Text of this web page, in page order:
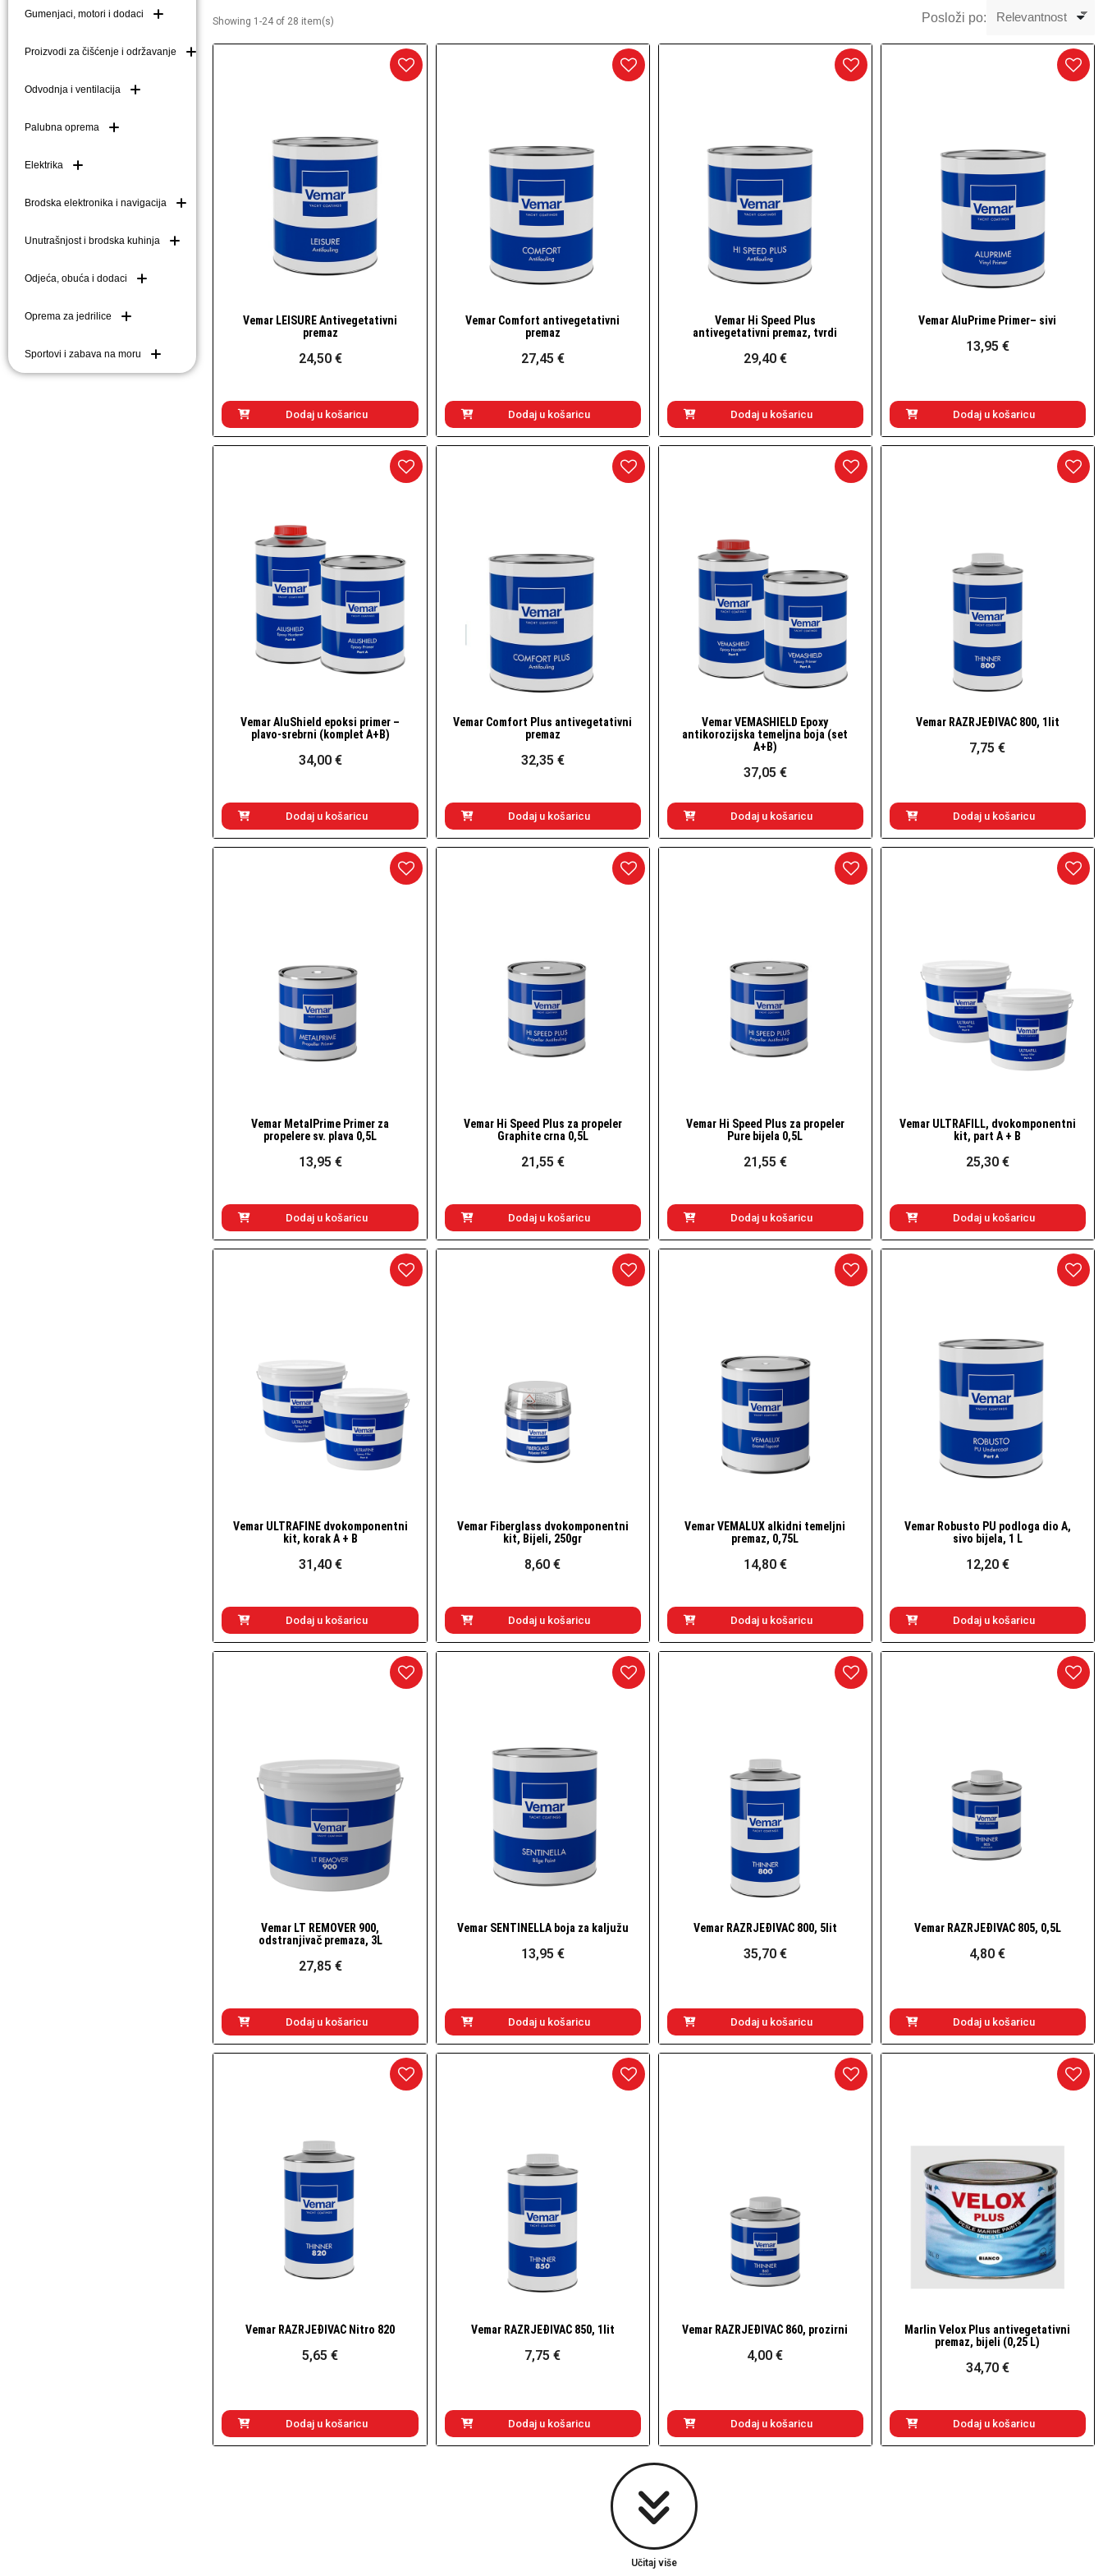
Brodske kuke (mezomarineri) i dodaci
Brodske ljestve i dodaci
Gumenjaci, motori i dodaci
Proizvodi za čišćenje i održavanje
Odvodnja i ventilacija
Palubna oprema
Elektrika
Brodska elektronika i navigacija
Unutrašnjost i brodska kuhinja
Odjeća, obuća i dodaci
Oprema za jedrilice
Sportovi i zabava na moru
Showing 1-24 of 28 item(s) Posloži po:
Brzi pogled
Vemar LEISURE Antivegetativni
premaz
24,50 €
Dodaj u košaricu
Brzi pogled
Vemar Comfort antivegetativni
premaz
27,45 €
Dodaj u košaricu
Brzi pogled
Vemar Hi Speed Plus
antivegetativni premaz, tvrdi
29,40 €
Dodaj u košaricu
Brzi pogled
Vemar AluPrime Primer– sivi
13,95 €
Dodaj u košaricu
Brzi pogled
Vemar AluShield epoksi primer –
plavo-srebrni (komplet A+B)
34,00 €
Dodaj u košaricu
Brzi pogled
Vemar Comfort Plus antivegetativni
premaz
32,35 €
Dodaj u košaricu
Brzi pogled
Vemar VEMASHIELD Epoxy
antikorozijska temeljna boja (set
A+B)
37,05 €
Dodaj u košaricu
Brzi pogled
Vemar RAZRJEĐIVAČ 800, 1lit
7,75 €
Dodaj u košaricu
Brzi pogled
Vemar MetalPrime Primer za
propelere sv. plava 0,5L
13,95 €
Dodaj u košaricu
Brzi pogled
Vemar Hi Speed Plus za propeler
Graphite crna 0,5L
21,55 €
Dodaj u košaricu
Brzi pogled
Vemar Hi Speed Plus za propeler
Pure bijela 0,5L
21,55 €
Dodaj u košaricu
Brzi pogled
Vemar ULTRAFILL, dvokomponentni
kit, part A + B
25,30 €
Dodaj u košaricu
Brzi pogled
Vemar ULTRAFINE dvokomponentni
kit, korak A + B
31,40 €
Dodaj u košaricu
Brzi pogled
Vemar Fiberglass dvokomponentni
kit, Bijeli, 250gr
8,60 €
Dodaj u košaricu
Brzi pogled
Vemar VEMALUX alkidni temeljni
premaz, 0,75L
14,80 €
Dodaj u košaricu
Brzi pogled
Vemar Robusto PU podloga dio A,
sivo bijela, 1 L
12,20 €
Dodaj u košaricu
Brzi pogled
Vemar LT REMOVER 900,
odstranjivač premaza, 3L
27,85 €
Dodaj u košaricu
Brzi pogled
Vemar SENTINELLA boja za kaljužu
13,95 €
Dodaj u košaricu
Brzi pogled
Vemar RAZRJEĐIVAČ 800, 5lit
35,70 €
Dodaj u košaricu
Brzi pogled
Vemar RAZRJEĐIVAČ 805, 0,5L
4,80 €
Dodaj u košaricu
Brzi pogled
Vemar RAZRJEĐIVAČ Nitro 820
5,65 €
Dodaj u košaricu
Brzi pogled
Vemar RAZRJEĐIVAČ 850, 1lit
7,75 €
Dodaj u košaricu
Brzi pogled
Vemar RAZRJEĐIVAČ 860, prozirni
4,00 €
Dodaj u košaricu
Brzi pogled
Marlin Velox Plus antivegetativni
premaz, bijeli (0,25 L)
34,70 €
Dodaj u košaricu
Učitaj više